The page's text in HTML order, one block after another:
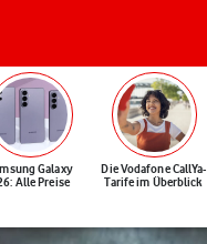
Galaxy
Alle Preise
Die Vodafone CallYa-
Tarife im Überblick